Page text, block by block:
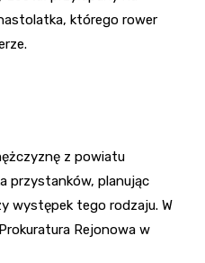
którego rower
z powiatu
przystanków, planując
występek tego rodzaju. W
Rejonowa w